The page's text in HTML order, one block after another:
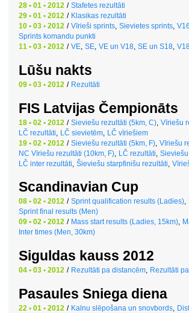
28 • 01 • 2012 / Stafetes rezultāti
29 • 01 • 2012 / Klasikas rezultāti
10 • 03 • 2012 / Vīrieši sprints, Sievietes sprints,
Sprints komandu punkti
11 • 03 • 2012 / VE, SE, VE un V18, SE un S18,
Lūšu nakts
09 • 03 • 2012 / Rezultāti
FIS Latvijas Čempionāts
18 • 02 • 2012 / Sieviešu rezultāti (5km, C) Vīriešu
LČ rezultāti
LČ sievietēm LČ vīriešiem
19 • 02 • 2012 / Sieviešu rezultāti (5km, F) Vīriešu
NC Vīriešu rezultāti (10km, F) LČ rezultāti
LČ inter rezultāti Šieviešu starpfinišu rezultāti
Scandinavian Cup
08 • 02 • 2012 / Sprint qualification results (Ladies),
Sprint final results (Men)
09 • 02 • 2012 / Mass start results (Ladies, 15km),
Inter times (Men, 30km)
Siguldas kauss 2012
04 • 03 • 2012 / Rezultāti pa distancēm, Rezultāti
Pasaules Sniega diena
22 • 01 • 2012 / Kalnu slēpošana un snovbords